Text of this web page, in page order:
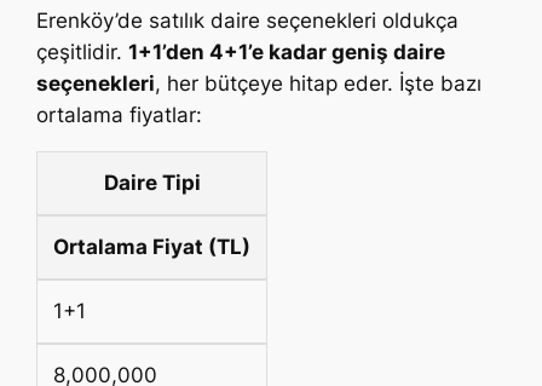
Erenköy’de satılık daire seçenekleri oldukça
çeşitlidir.1+1’den 4+1’e kadar geniş daire
seçenekleri, her bütçeye hitap eder. İşte bazı
ortalama fiyatlar:
Daire Tipi
Ortalama Fiyat (TL)
1+1
8,000,000